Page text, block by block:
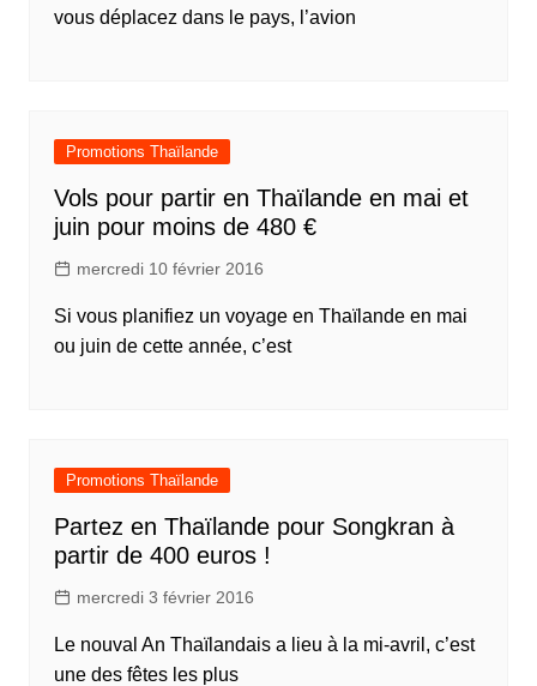
vous déplacez dans le pays, l’avion
Promotions Thaïlande
Vols pour partir en Thaïlande en mai et
juin pour moins de 480 €
mercredi 10 février 2016
Si vous planifiez un voyage en Thaïlande en mai
ou juin de cette année, c’est
Promotions Thaïlande
Partez en Thaïlande pour Songkran à
partir de 400 euros !
mercredi 3 février 2016
Le nouval An Thaïlandais a lieu à la mi-avril, c’est
une des fêtes les plus